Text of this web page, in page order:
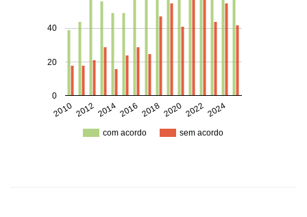
com acordo sem acordo
2010 2012 2014 2016 2018 2020 2022 2024
0
20
40